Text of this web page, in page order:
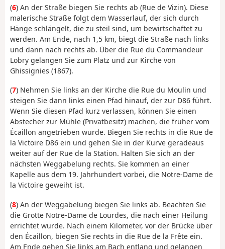
(6) An der Straße biegen Sie rechts ab (Rue de Vizin). Diese
malerische Straße folgt dem Wasserlauf, der sich durch
Hänge schlängelt, die zu steil sind, um bewirtschaftet zu
werden. Am Ende, nach 1,5 km, biegt die Straße nach links
und dann nach rechts ab. Über die Rue du Commandeur
Lobry gelangen Sie zum Platz und zur Kirche von
Ghissignies (1867).
(7) Nehmen Sie links an der Kirche die Rue du Moulin und
steigen Sie dann links einen Pfad hinauf, der zur D86 führt.
Wenn Sie diesen Pfad kurz verlassen, können Sie einen
Abstecher zur Mühle (Privatbesitz) machen, die früher vom
Écaillon angetrieben wurde. Biegen Sie rechts in die Rue de
la Victoire D86 ein und gehen Sie in der Kurve geradeaus
weiter auf der Rue de la Station. Halten Sie sich an der
nächsten Weggabelung rechts. Sie kommen an einer
Kapelle aus dem 19. Jahrhundert vorbei, die Notre-Dame de
la Victoire geweiht ist.
(8) An der Weggabelung biegen Sie links ab. Beachten Sie
die Grotte Notre-Dame de Lourdes, die nach einer Heilung
errichtet wurde. Nach einem Kilometer, vor der Brücke über
den Écaillon, biegen Sie rechts in die Rue de la Frête ein.
Am Ende gehen Sie links am Bach entlang und gelangen